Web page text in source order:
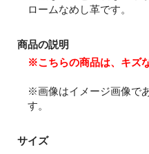
ロームなめし革です。
商品の説明
※こちらの商品は、キズ
※画像はイメージ画像で
す。
サイズ